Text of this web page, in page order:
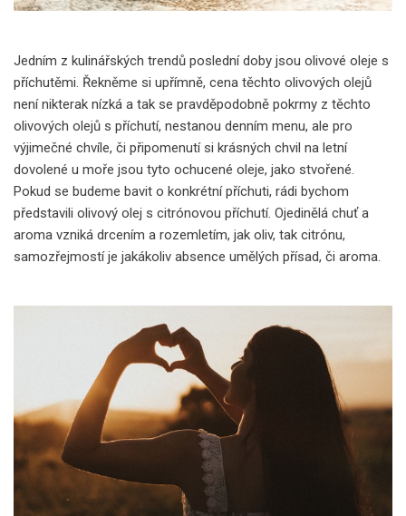
Jedním z kulinářských trendů poslední doby jsou olivové oleje s
příchutěmi. Řekněme si upřímně, cena těchto olivových olejů
není nikterak nízká a tak se pravděpodobně pokrmy z těchto
olivových olejů s příchutí, nestanou denním menu, ale pro
výjimečné chvíle, či připomenutí si krásných chvil na letní
dovolené u moře jsou tyto ochucené oleje, jako stvořené.
Pokud se budeme bavit o konkrétní příchuti, rádi bychom
představili olivový olej s citrónovou příchutí. Ojedinělá chuť a
aroma vzniká drcením a rozemletím, jak oliv, tak citrónu,
samozřejmostí je jakákoliv absence umělých přísad, či aroma.